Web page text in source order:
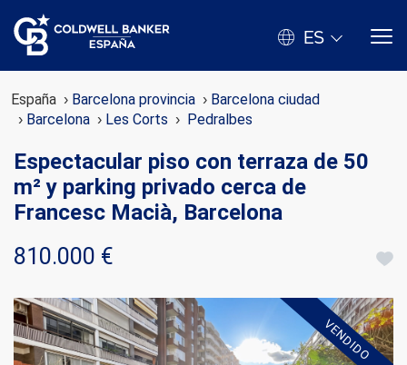
ES
España Barcelona provincia
Barcelona ciudad
Barcelona
Les Corts Pedralbes
Espectacular piso con terraza de 50
m² y parking privado cerca de
Francesc Macià, Barcelona
810.000 €
VENDIDO